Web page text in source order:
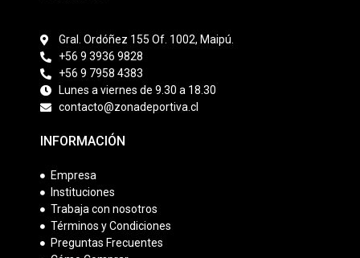
Gral. Ordóñez 155 Of. 1002, Maipú.
+56 9 3936 9828
+56 9 7958 4383
Lunes a viernes de 9.30 a 18.30
contacto@zonadeportiva.cl
INFORMACIÓN
Empresa
Instituciones
Trabaja con nosotros
Términos y Condiciones
Preguntas Frecuentes